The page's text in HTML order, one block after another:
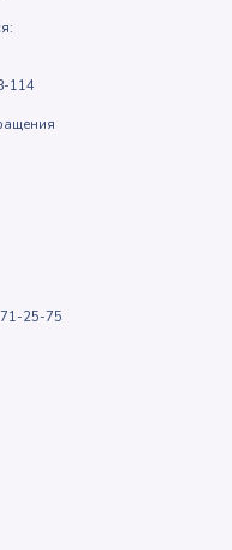
114
25-75